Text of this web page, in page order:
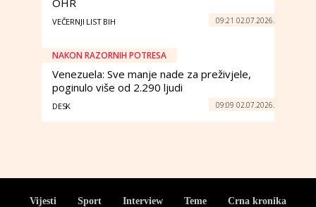
OHR
VEČERNJI LIST BIH 09:21 02.07.2026.
NAKON RAZORNIH POTRESA
Venezuela: Sve manje nade za preživjele,
poginulo više od 2.290 ljudi
DESK 09:09 02.07.2026.
Vijesti Sport Interview Teme Crna kronika